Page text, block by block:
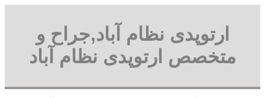
ارتوپدی نظام آباد,جراح و
متخصص ارتوپدی نظام آباد